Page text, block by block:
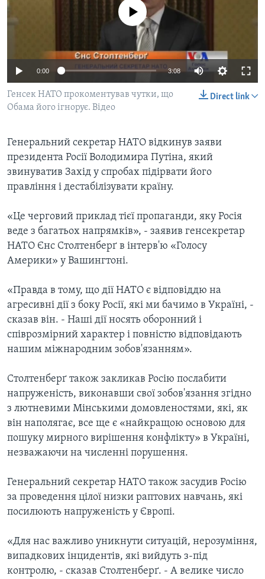
ІСТОРІЇ УСПІХУ УКРАЇНЦІВ
ТЕЛЕПРОГРАМИ
БРИФІНГ ГОЛОСУ АМЕРИКИ
ВІКНО В АМЕРИКУ
ПОГЛЯД З ВАШИНГТОНА
Learning English
МИ В СОЦМЕРЕЖАХ
Мови
No media source currently available
0:00 3:08
Direct link
Генсек НАТО прокоментував чутки, що
Обама його ігнорує. Відео
Генеральний секретар НАТО відкинув заяви
президента Росії Володимира Путіна, який
звинуватив Захід у спробах підірвати його
правління і дестабілізувати країну.
«Це черговий приклад тієї пропаганди, яку Росія
веде з багатьох напрямків», - заявив генсекретар
НАТО Єнс Столтенберґ в інтерв'ю «Голосу
Америки» у Вашингтоні.
«Правда в тому, що дії НАТО є відповіддю на
агресивні дії з боку Росії, які ми бачимо в Україні, -
сказав він. - Наші дії носять оборонний і
співрозмірний характер і повністю відповідають
нашим міжнародним зобов'язанням».
Столтенберґ також закликав Росію послабити
напруженість, виконавши свої зобов'язання згідно
з лютневими Мінськими домовленостями, які, як
він наполягає, все ще є «найкращою основою для
пошуку мирного вирішення конфлікту» в Україні,
незважаючи на численні порушення.
Генеральний секретар НАТО також засудив Росію
за проведення цілої низки раптових навчань, які
посилюють напруженість у Європі.
«Для нас важливо уникнути ситуацій, нерозуміння,
випадкових інцидентів, які вийдуть з-під
контролю, - сказав Столтенберґ. - А велике число